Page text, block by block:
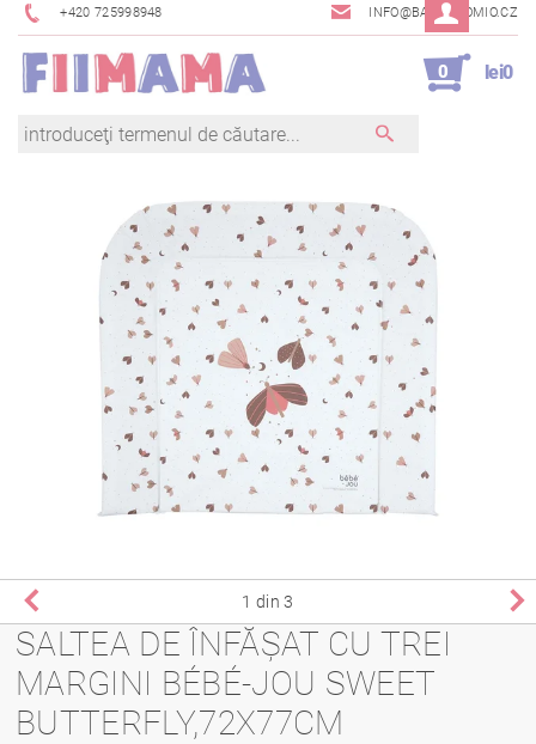
+420 725998948 INFO@BAMBINOMIO.CZ
0 lei0
1 din 3
SALTEA DE ÎNFĂȘAT CU TREI
MARGINI BÉBÉ-JOU SWEET
BUTTERFLY,72X77CM